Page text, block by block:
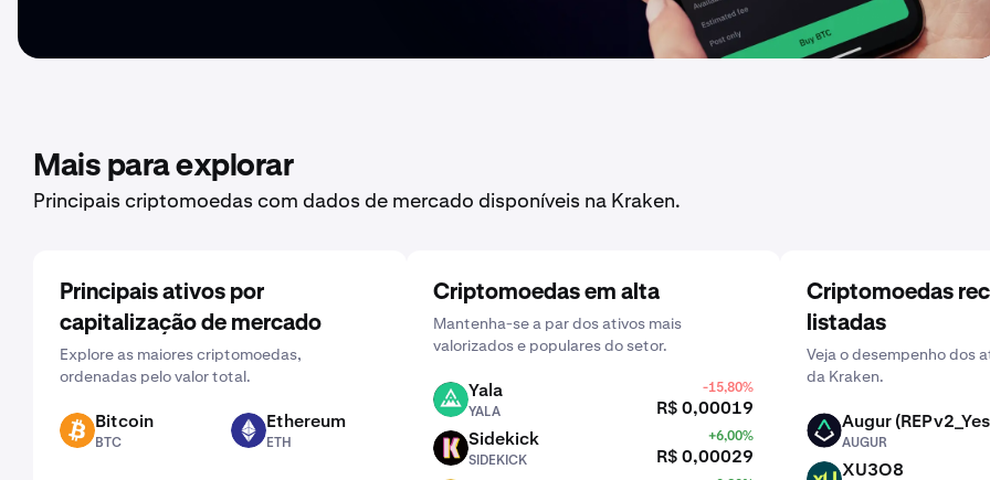
Mais para explorar
Principais criptomoedas com dados de mercado disponíveis na Kraken.
Principais ativos por
capitalização de mercado
Explore as maiores criptomoedas,
ordenadas pelo valor total.
BTC Bitcoin
BTC
ETH Ethereum
ETH
Criptomoedas em alta
Mantenha-se a par dos ativos mais
valorizados e populares do setor.
YALA Yala
YALA
-15,80%
R$ 0,00019
SIDEKICKSidekick
SIDEKICK
+6,00%
R$ 0,00029
Criptomoedas
listadas
Veja o desempenho dos
da Kraken.
AUGUR Augur
AUGUR
XU3O8